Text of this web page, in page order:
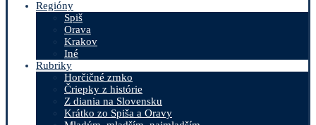
Regióny
Spiš
Orava
Krakov
Iné
Rubriky
Horčičné zrnko
Čriepky z histórie
Z diania na Slovensku
Krátko zo Spiša a Oravy